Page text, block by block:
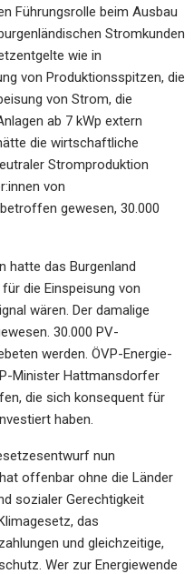
Führungsrolle beim Ausbau
Stromkunden
wie in
von Produktionsspitzen, die
von Strom, die
ab 7 kWp extern
die wirtschaftliche
Stromproduktion
von
gewesen, 30.000
hatte das Burgenland
die Einspeisung von
wären. Der damalige
30.000 PV-
werden. ÖVP-Energie-
Minister Hattmansdorfer
die sich konsequent für
haben.
nun
offenbar ohne die Länder
sozialer Gerechtigkeit
das
und gleichzeitige,
Wer zur Energiewende